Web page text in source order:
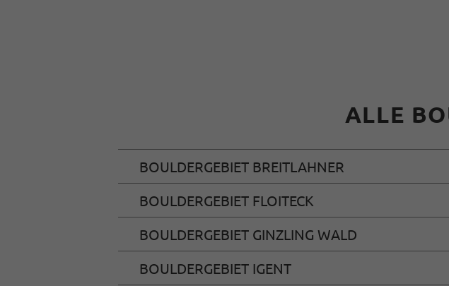
ALLE
BOULDERGEBIET BREITLAHNER
BOULDERGEBIET FLOITECK
BOULDERGEBIET GINZLING WALD
BOULDERGEBIET IGENT